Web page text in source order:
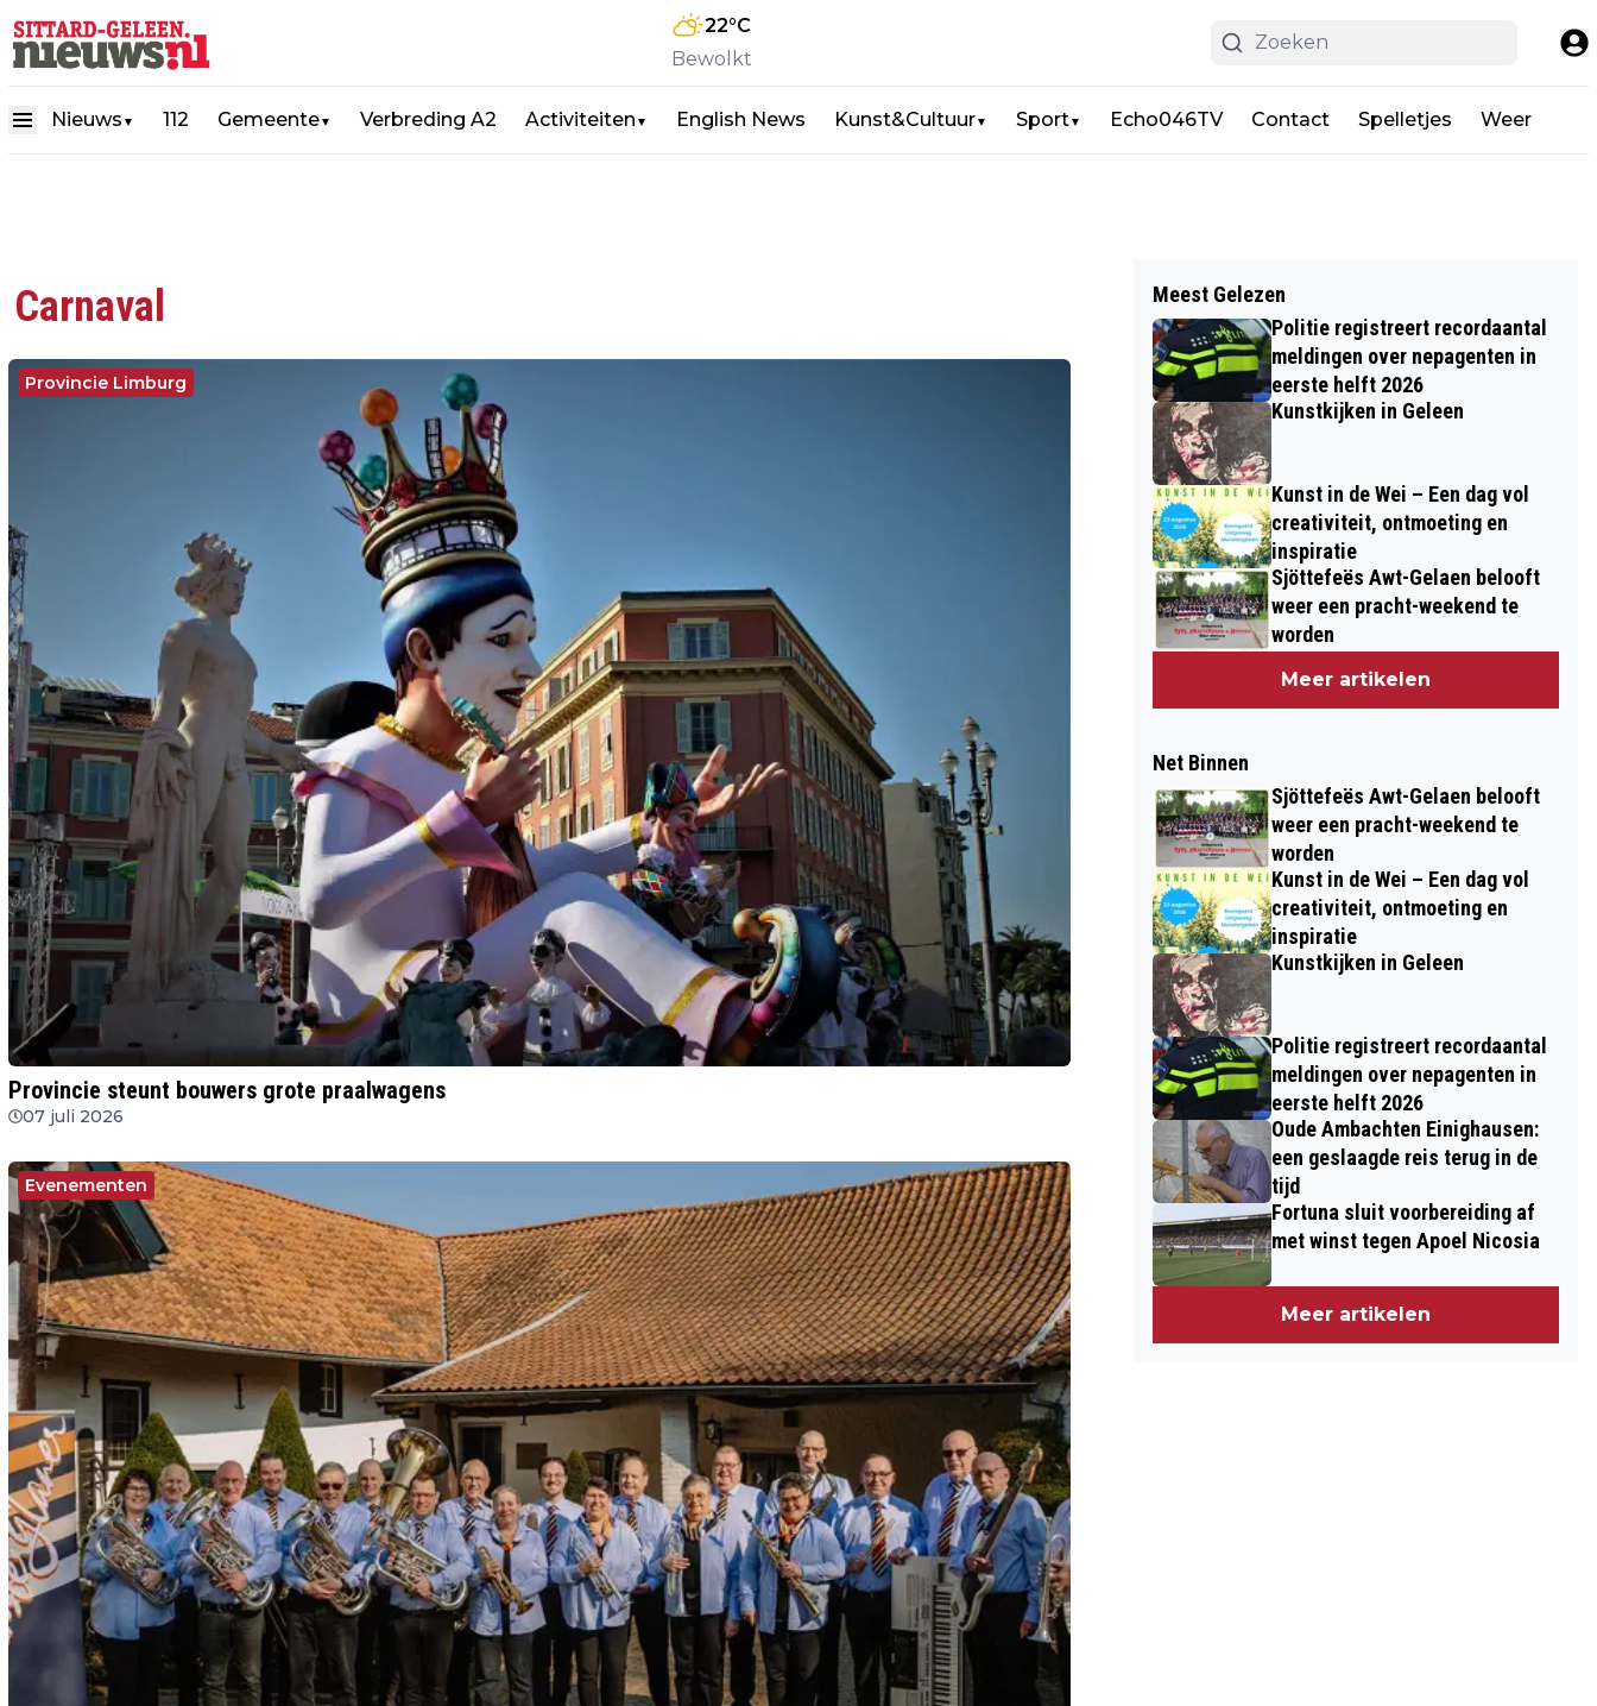
22°C
Bewolkt
Nieuws ▼ 112 Gemeente▼ Verbreding A2 Activiteiten ▼ English News Kunst&Cultuur▼ Sport▼ Echo046TV Contact Spelletjes Weer
Carnaval
Provincie Limburg
Provincie steunt bouwers grote praalwagens
07 juli 2026
Evenementen
Meest Gelezen
Politie registreert recordaantal
meldingen over nepagenten in
eerste helft 2026
Kunstkijken in Geleen
Kunst in de Wei – Een dag vol
creativiteit, ontmoeting en
inspiratie
Sjöttefeës Awt-Gelaen belooft
weer een pracht-weekend te
worden
Meer artikelen
Net Binnen
Sjöttefeës Awt-Gelaen belooft
weer een pracht-weekend te
worden
Kunst in de Wei – Een dag vol
creativiteit, ontmoeting en
inspiratie
Kunstkijken in Geleen
Politie registreert recordaantal
meldingen over nepagenten in
eerste helft 2026
Oude Ambachten Einighausen:
een geslaagde reis terug in de
tijd
Fortuna sluit voorbereiding af
met winst tegen Apoel Nicosia
Meer artikelen